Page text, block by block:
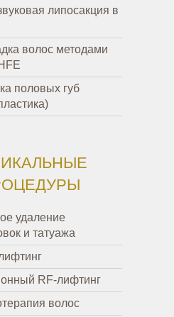
липосакция в
волос методами
половых губ
удаление
и татуажа
RF-лифтинг
волос